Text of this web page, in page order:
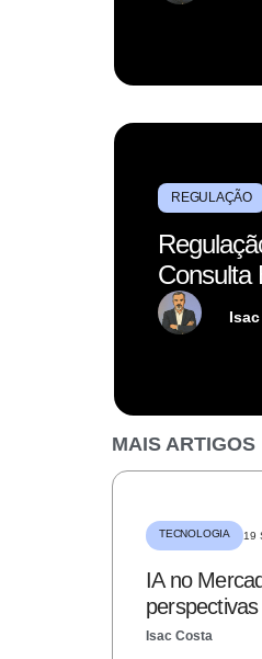
REGULAÇÃO
Consulta
MAIS ARTIGOS
TECNOLOGIA 19
IA no
perspectivas
Isac Costa